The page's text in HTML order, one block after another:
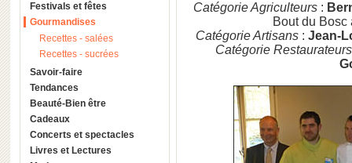
Festivals et fêtes
Gourmandises
Recettes - salées
Recettes - sucrées
Savoir-faire
Tendances
Beauté-Bien être
Cadeaux
Concerts et spectacles
Livres et Lectures
Catégorie Agriculteurs :
Bout du
Catégorie Artisans :Jean-
Catégorie